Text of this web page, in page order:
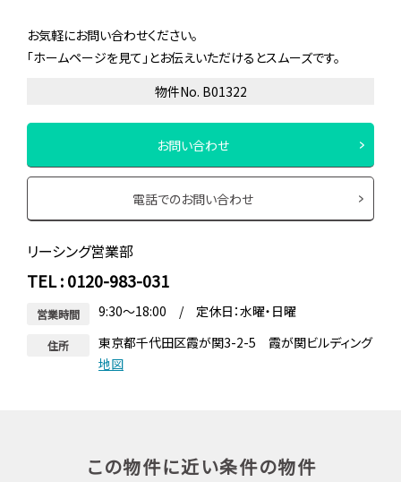
お気軽にお問い合わせください。
「ホームページを見て」とお伝えいただけるとスムーズです。
物件No. B01322
お問い合わせ
電話でのお問い合わせ
リーシング営業部
TEL : 0120-983-031
営業時間 9:30～18:00 / 定休日：水曜・日曜
住所
東京都千代田区霞が関3-2-5 霞が関ビルディング
地図
この物件に近い条件の物件